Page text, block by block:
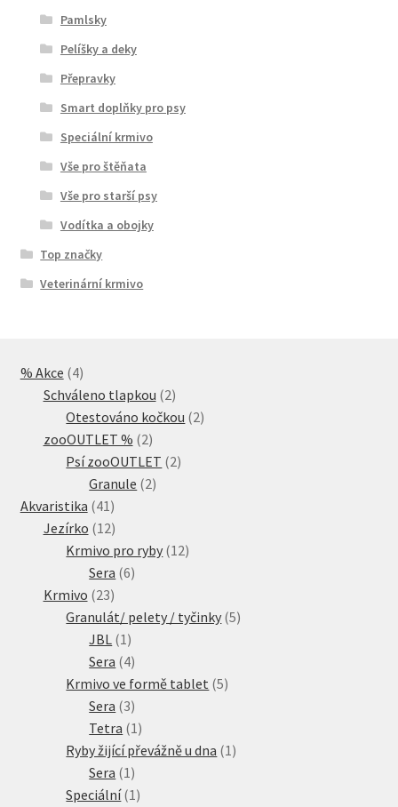
Pamlsky
Pelíšky a deky
Přepravky
Smart doplňky pro psy
Speciální krmivo
Vše pro štěňata
Vše pro starší psy
Vodítka a obojky
Top značky
Veterinární krmivo
% Akce 44
produkty
Schváleno tlapkou 22
produkty
Otestováno kočkou 22
zooOUTLET % 22
produkty
Psí zooOUTLET 22
Granule 22
Akvaristika 41 41
produktů
Jezírko 1212
produktů
Krmivo pro ryby 1212
Sera 66
Krmivo 2323
produktů
Granulát/ pelety / tyčinky 55
JBL 1 1
produkt
Sera 44
produkty
Krmivo ve formě tablet 55
Sera 33
produkty
Tetra 1 1
produkt
Ryby žijící převážně u dna 1 1
Sera 1 1
produkt
Speciální 1 1